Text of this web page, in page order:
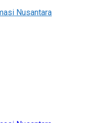
Nusantara